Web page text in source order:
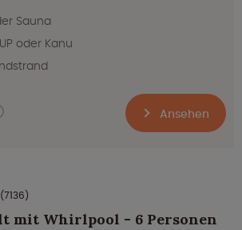
Sauna
oder Kanu
Ansehen
(7136)
mit Whirlpool - 6 Personen